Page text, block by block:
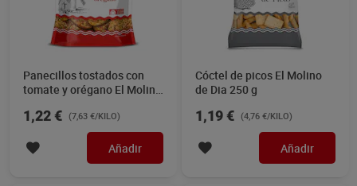
Panecillos tostados con
tomate y orégano El Molino
1,22 € (7,63 €/KILO)
Añadir
Cóctel de picos El Molino
de Dia 250 g
1,19 € (4,76 €/KILO)
Añadir